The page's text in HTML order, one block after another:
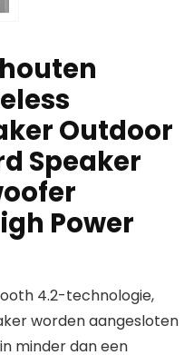
Outdoor
Speaker
Power
4.2-technologie,
worden aangesloten
minder dan een